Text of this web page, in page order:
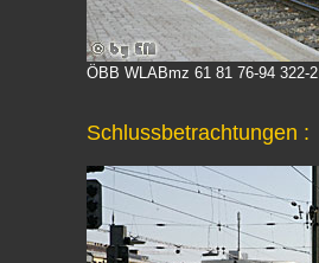
ÖBB WLABmz 61 81 76-94 322-2
Schlussbetrachtungen :